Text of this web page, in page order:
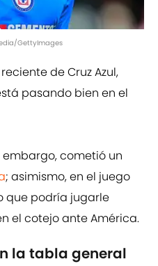
GettyImages
de Cruz Azul,
pasando bien en el
embargo, cometió un
; asimismo, en el juego
que podría jugarle
el cotejo ante América.
la tabla general